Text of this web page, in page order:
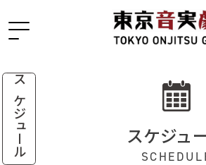
スケジュール スケジュ